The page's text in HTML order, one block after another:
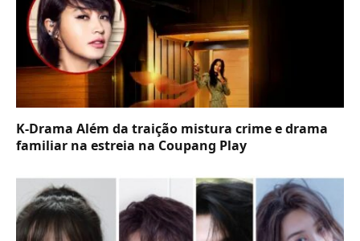
K-Drama Além da traição mistura crime e drama
familiar na estreia na Coupang Play